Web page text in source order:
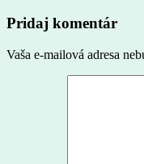
Pridaj komentár
Vaša e-mailová adresa